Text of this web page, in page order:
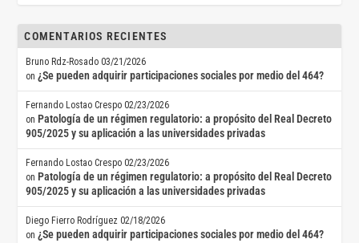
COMENTARIOS RECIENTES
Bruno Rdz-Rosado 03/21/2026
on¿Se pueden adquirir participaciones sociales por medio del 464?
Fernando Lostao Crespo 02/23/2026
on Patología de un régimen regulatorio: a propósito del Real Decreto
905/2025 y su aplicación a las universidades privadas
Fernando Lostao Crespo 02/23/2026
on Patología de un régimen regulatorio: a propósito del Real Decreto
905/2025 y su aplicación a las universidades privadas
Diego Fierro Rodríguez 02/18/2026
on¿Se pueden adquirir participaciones sociales por medio del 464?